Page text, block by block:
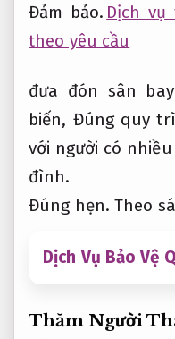
Đảm bảo. Dịch
theo yêu cầu
đưa đón sân
biến, Đúng quy
với người có
đình.
Đúng hẹn. Theo
Dịch Vụ Bảo Vệ
Thăm Người